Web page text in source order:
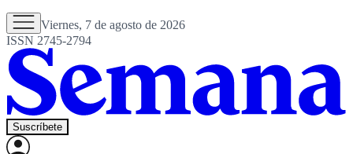
Viernes, 7 de agosto de 2026
ISSN 2745-2794
Suscríbete